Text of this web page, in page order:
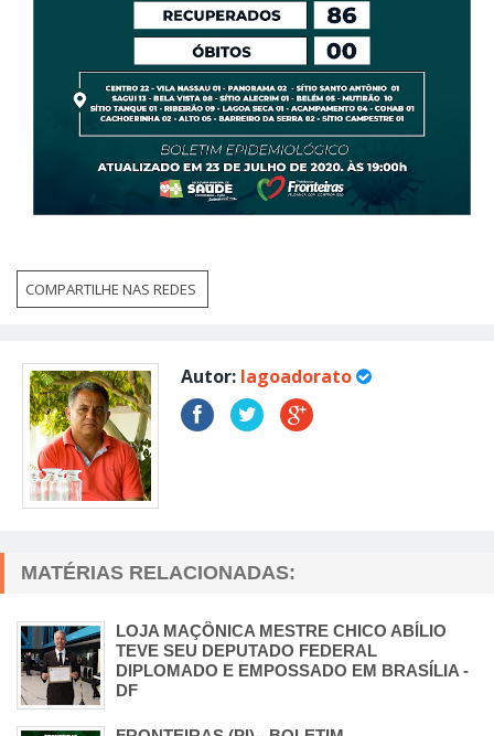
COMPARTILHE NAS REDES
Autor: lagoadorato
MATÉRIAS RELACIONADAS:
LOJA MAÇÔNICA MESTRE CHICO ABÍLIO
TEVE SEU DEPUTADO FEDERAL
DIPLOMADO E EMPOSSADO EM BRASÍLIA -
DF